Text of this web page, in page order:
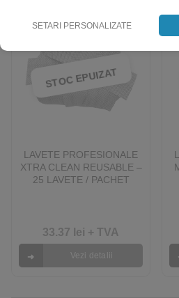
STOC EPUIZAT
LAVETE PROFESIONALE
XTRA CLEAN REUSABLE –
25 LAVETE / PACHET
33.37 lei + TVA
Vezi detalii
SETARI PERSONALIZATE